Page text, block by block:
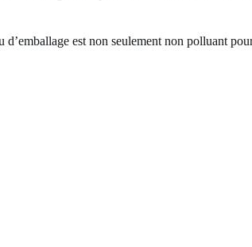
est non seulement non polluant